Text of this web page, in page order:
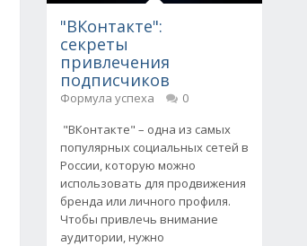
"ВКонтакте":
секреты
привлечения
подписчиков
Формула успеха
0
"ВКонтакте" – одна из самых
популярных социальных сетей в
России, которую можно
использовать для продвижения
бренда или личного профиля.
Чтобы привлечь внимание
аудитории, нужно